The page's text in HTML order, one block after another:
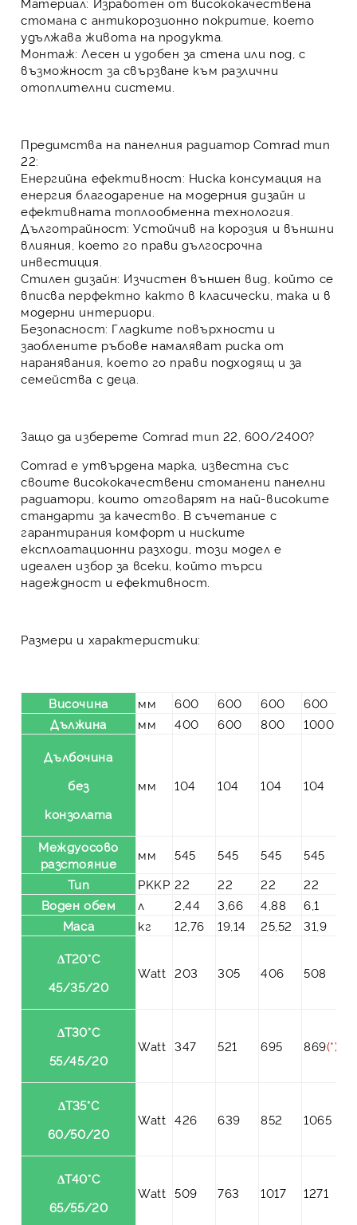
стомана с антикорозионно покритие, което
удължава живота на продукта.
Монтаж: Лесен и удобен за стена или под, с
възможност за свързване към различни
отоплителни системи.
Предимства на панелния радиатор Comrad тип
22:
Енергийна ефективност: Ниска консумация на
енергия благодарение на модерния дизайн и
ефективната топлообменна технология.
Дълготрайност: Устойчив на корозия и външни
влияния, което го прави дългосрочна
инвестиция.
Стилен дизайн: Изчистен външен вид, който се
вписва перфектно както в класически, така и в
модерни интериори.
Безопасност: Гладките повърхности и
заоблените ръбове намаляват риска от
наранявания, което го прави подходящ и за
семейства с деца.
Защо да изберете Comrad тип 22, 600/2400?
Comrad е утвърдена марка, известна със
своите висококачествени стоманени панелни
радиатори, които отговарят на най-високите
стандарти за качество. В съчетание с
гарантирания комфорт и ниските
експлоатационни разходи, този модел е
идеален избор за всеки, който търси
надеждност и ефективност.
Размери и характеристики:
Височина мм 600 600 600
600
Дължина
мм 400 600 800
1000
Дълбочина
без
конзолата
мм 104 104 104 104
Междуосово
разстояние
мм 545 545 545
545
Тип
PKKP 22 22 22
22
Воден обем
л 2,44 3,66 4,88
6,1
Маса
кг 12,76 19,14 25,52
31,9
ΔT20°C
45/35/20
Watt 203 305 406 508
ΔT30°C
55/45/20
Watt 347 521 695 869(*)
ΔT35°C
60/50/20
Watt 426 639 852 1065
ΔT40°C
65/55/20
Watt 509 763 1017 1271